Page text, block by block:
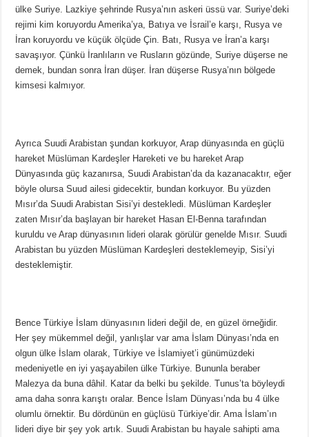
ülke Suriye. Lazkiye şehrinde Rusya’nın askeri üssü var. Suriye’deki
rejimi kim koruyordu Amerika’ya, Batıya ve İsrail’e karşı, Rusya ve
İran koruyordu ve küçük ölçüde Çin. Batı, Rusya ve İran’a karşı
savaşıyor. Çünkü İranlıların ve Rusların gözünde, Suriye düşerse ne
demek, bundan sonra İran düşer. İran düşerse Rusya’nın bölgede
kimsesi kalmıyor.
Ayrıca Suudi Arabistan şundan korkuyor, Arap dünyasında en güçlü
hareket Müslüman Kardeşler Hareketi ve bu hareket Arap
Dünyasında güç kazanırsa, Suudi Arabistan’da da kazanacaktır, eğer
böyle olursa Suud ailesi gidecektir, bundan korkuyor. Bu yüzden
Mısır’da Suudi Arabistan Sisi’yi destekledi. Müslüman Kardeşler
zaten Mısır’da başlayan bir hareket Hasan El-Benna tarafından
kuruldu ve Arap dünyasının lideri olarak görülür genelde Mısır. Suudi
Arabistan bu yüzden Müslüman Kardeşleri desteklemeyip, Sisi’yi
desteklemiştir.
Bence Türkiye İslam dünyasının lideri değil de, en güzel örneğidir.
Her şey mükemmel değil, yanlışlar var ama İslam Dünyası’nda en
olgun ülke İslam olarak, Türkiye ve İslamiyet’i günümüzdeki
medeniyetle en iyi yaşayabilen ülke Türkiye. Bununla beraber
Malezya da buna dâhil. Katar da belki bu şekilde. Tunus’ta böyleydi
ama daha sonra karıştı oralar. Bence İslam Dünyası’nda bu 4 ülke
olumlu örnektir. Bu dördünün en güçlüsü Türkiye’dir. Ama İslam’ın
lideri diye bir şey yok artık. Suudi Arabistan bu hayale sahipti ama